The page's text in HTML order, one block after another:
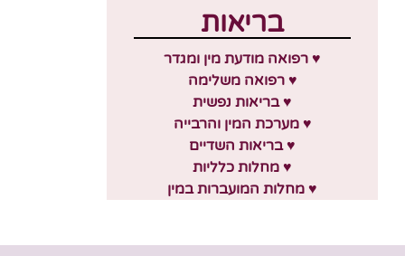
בריאות
♥ רפואה מודעת מין ומגדר
♥ רפואה משלימה
♥ בריאות נפשית
♥ מערכת המין והרבייה
♥ בריאות השדיים
♥ מחלות כלליות
♥ מחלות המועברות במין